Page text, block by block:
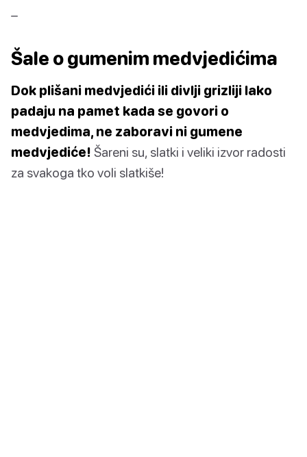
–
Šale o gumenim medvjedićima
Dok plišani medvjedići ili divlji grizliji lako
padaju na pamet kada se govori o
medvjedima, ne zaboravi ni gumene
medvjediće! Šareni su, slatki i veliki izvor radosti
za svakoga tko voli slatkiše!